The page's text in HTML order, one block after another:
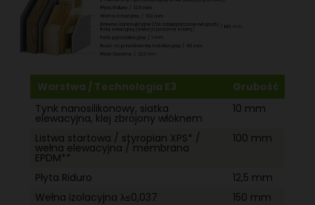
Warstwa / Technologia E3
Grubość
Tynk nanosilikonowy, siatka
elewacyjna, klej zbrojony włóknem
10 mm
Listwa startowa / styropian XPS* /
wełna elewacyjna / membrana
EPDM**
100 mm
Płyta Riduro
12,5 mm
Wełna izolacyjna λ≤0,037
150 mm